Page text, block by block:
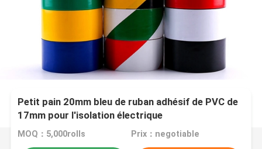
Petit pain 20mm bleu de ruban adhésif de PVC de
17mm pour l'isolation électrique
MOQ：5,000rolls Prix：negotiable